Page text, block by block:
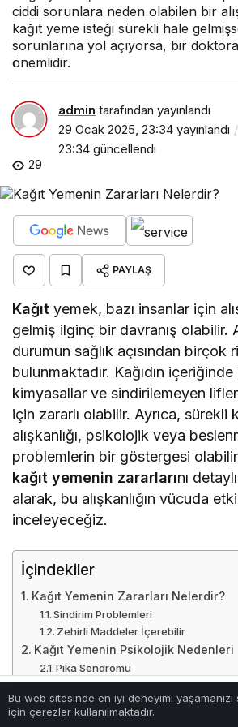
ciddi sorunlara neden olabilen bir
kağıt yeme isteği sürekli hale
sorunlarına yol açıyorsa, bir
önemlidir.
admin tarafından yayınlandı
29 Ocak 2025, 23:34 yayınlandı
23:34 güncellendi
29
PAYLAŞ
Kağıt yemek, bazı insanlar için
gelmiş ilginç bir davranış olabilir.
durumun sağlık açısından birçok
bulunmaktadır. Kağıdın
kimyasallar ve sindirilemeyen
için zararlı olabilir. Ayrıca, sürekli
alışkanlığı, psikolojik veya
problemlerin bir göstergesi
kağıt yemenin zararlarını
alarak, bu alışkanlığın vücuda
inceleyeceğiz.
İçindekiler
Kağıt Yemenin Zararları Nelerdir?
Sindirim Problemleri
Zehirli Maddeler İçerebilir
Kağıt Yemenin Psikolojik Nedenleri
Pika Sendromu
Stres ve Anksiyete
Kağıt Yemenin Uzun Vadeli
Bu web sitesinde en iyi deneyimi yaşamanızı
için çerezler kullanılmaktadır.
Anasayfa